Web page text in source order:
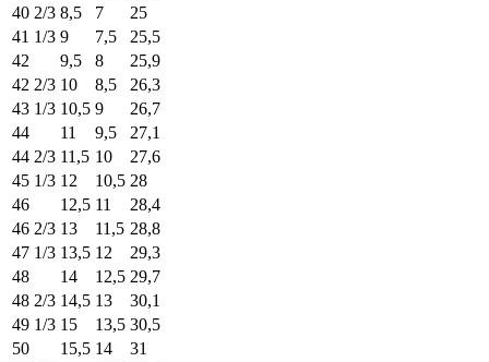
40 2/3 8,5 7
25
41 1/3 9 7,5
25,5
42
9,5 8
25,9
42 2/3 10 8,5
26,3
43 1/3 10,5 9
26,7
44
11 9,5
27,1
44 2/3 11,5 10
27,6
45 1/3 12 10,5 28
46
12,5 11
28,4
46 2/3 13 11,5 28,8
47 1/3 13,5 12
29,3
48
14 12,5 29,7
48 2/3 14,5 13
30,1
49 1/3 15 13,5 30,5
50
15,5 14
31